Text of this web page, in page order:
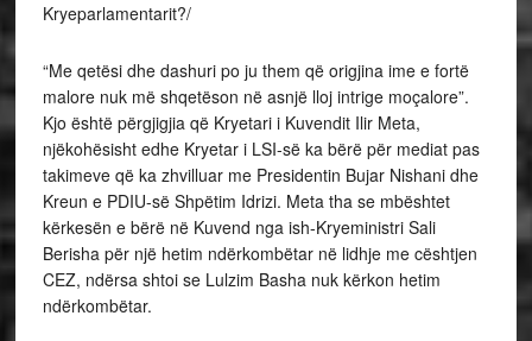
Kryeparlamentarit?/
“Me qetësi dhe dashuri po ju them që origjina ime e fortë
malore nuk më shqetëson në asnjë lloj intrige moçalore”.
Kjo është përgjigjia që Kryetari i Kuvendit Ilir Meta,
njëkohësisht edhe Kryetar i LSI-së ka bërë për mediat pas
takimeve që ka zhvilluar me Presidentin Bujar Nishani dhe
Kreun e PDIU-së Shpëtim Idrizi. Meta tha se mbështet
kërkesën e bërë në Kuvend nga ish-Kryeministri Sali
Berisha për një hetim ndërkombëtar në lidhje me cështjen
CEZ, ndërsa shtoi se Lulzim Basha nuk kërkon hetim
ndërkombëtar.